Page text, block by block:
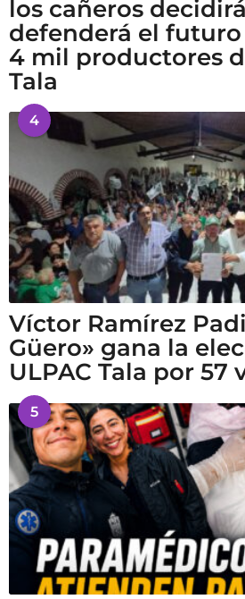
los cañeros
defenderá el futuro
4 mil productores
Tala
4
Víctor Ramírez
Güero» gana la
ULPAC Tala por 57
5